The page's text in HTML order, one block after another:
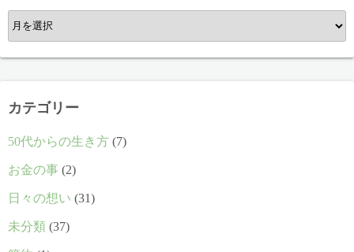
ア
ー
カ
イ
ブ
カテゴリー
50代からの生き方 (7)
お金の事 (2)
日々の想い (31)
未分類 (37)